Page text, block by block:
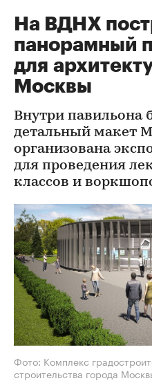
На ВДНХ
панорамный
для
Москвы
Внутри павильона
детальный макет
организована
для проведения
классов и
Фото: Комплекс
строительства города